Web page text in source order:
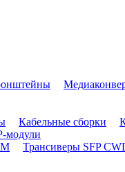
Кабельные сборки
модули
Трансиверы SFP